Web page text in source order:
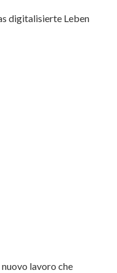
digitalisierte Leben
lavoro che